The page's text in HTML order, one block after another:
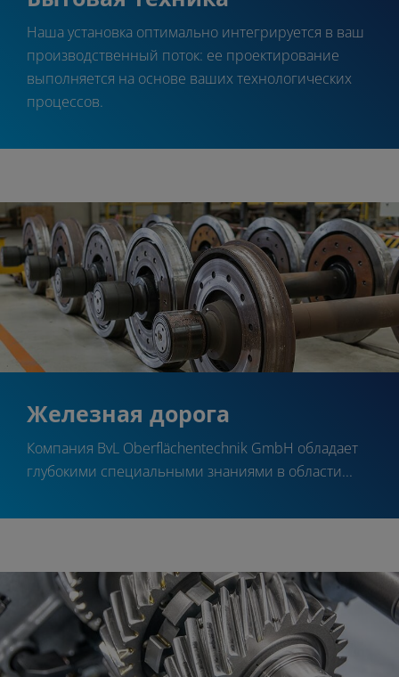
Наша установка оптимально интегрируется в ваш
производственный поток: ее проектирование
выполняется на основе ваших технологических
процессов.
Железная дорога
Компания BvL Oberflächentechnik GmbH обладает
глубокими специальными знаниями в области...